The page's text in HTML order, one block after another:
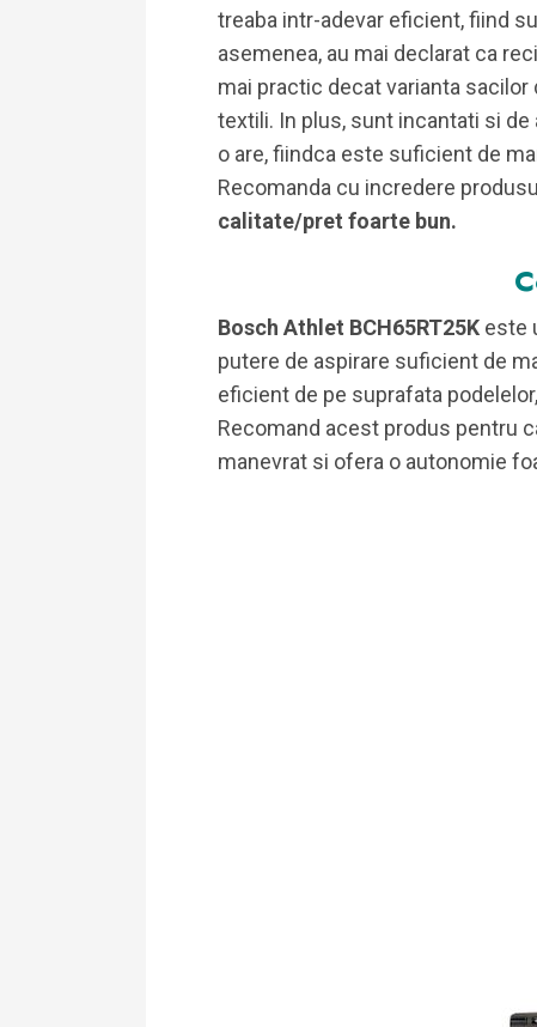
treaba intr-adevar eficient, fiind
asemenea, au mai declarat ca
mai practic decat varianta
textili. In plus, sunt incantati si
o are, fiindca este suficient de
Recomanda cu incredere
calitate/pret foarte bun.
Bosch Athlet BCH65RT25K este
putere de aspirare suficient de
eficient de pe suprafata
Recomand acest produs pentru
manevrat si ofera o autonomie